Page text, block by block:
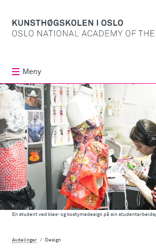
Meny
En student ved kles- og kostymedesign på sin
Avdelinger Design